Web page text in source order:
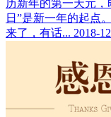
历新年的第一天元，
日”是新一年的起点
来了，有话... 2018-